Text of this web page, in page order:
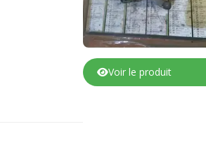
Voir le produit